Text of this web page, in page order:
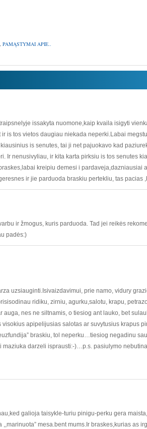
, PAMĄSTYMAI APIE..
issakyta nuomone,kaip kvaila isigyti
is tos vietos daugiau niekada neperki.Labai
is senutes, tai ji net pajuokavo kad
Ir nenusivyliau, ir kita karta pirksiu is tos senutes
kreipiu demesi i pardaveja,dazniausiai
ir jie parduoda braskiu pertekliu, tas pacias
ir žmogus, kuris parduoda. Tad jei reikės
padės:)
uzsiauginti.Isivaizdavimui, prie namo, vidury
ridiku, zirniu, agurku,salotu, krapu,
auga, nes ne siltnamis, o tiesiog ant lauko, bet
visokius apipelijusias salotas ar suvytusius krapus
braskiu, tol neperku…tiesiog negadinu
maziuka darzeli isprausti:-)…p.s. pasiulymo
galioja taisykle-turiu pinigu-perku gera
,,marinuota” mesa.bent mums.Ir braskes,kurias as